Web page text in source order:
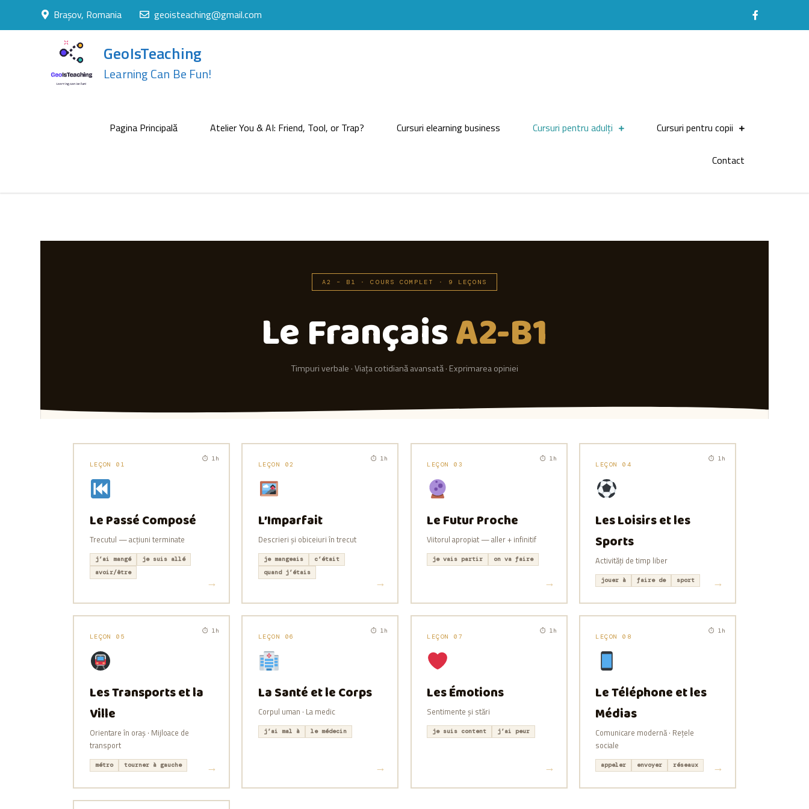
to
Brașov, Romania geoisteaching@gmail.com
GeoIsTeaching
Learning Can Be Fun!
Pagina Principală Atelier You & AI: Friend, Tool, or Trap? Cursuri elearning business Cursuri pentru adulți Cursuri pentru copii
Contact
A2 – B1 · COURS COMPLET · 9 LEÇONS
Le FrançaisA2-B1
Timpuri verbale · Viața cotidiană avansată · Exprimarea opiniei
⏱ 1h
LEÇON 01
Le Passé Composé
Trecutul — acțiuni terminate
j’ai mangé
je suis allé
avoir/être
⏱ 1h
LEÇON 02
L’Imparfait
Descrieri și obiceiuri în trecut
je mangeais
c’était
quand j’étais
⏱ 1h
LEÇON 03
Le Futur Proche
Viitorul apropiat — aller + infinitif
je vais partir on va faire
⏱ 1h
LEÇON 04
Les Loisirs et les
Sports
Activități de timp liber
jouer à faire de sport
⏱ 1h
LEÇON 05
Les Transports et la
Ville
Orientare în oraș · Mijloace de
transport
métro tourner à gauche
⏱ 1h
LEÇON 06
La Santé et le Corps
Corpul uman · La medic
j’ai mal à le médecin
⏱ 1h
LEÇON 07
Les Émotions
Sentimente și stări
je suis content j’ai peur
⏱ 1h
LEÇON 08
Le Téléphone et les
Médias
Comunicare modernă · Rețele
sociale
appeler envoyer réseaux